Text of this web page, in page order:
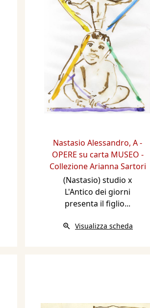
Nastasio Alessandro, A -
OPERE su carta MUSEO -
Collezione Arianna Sartori
(Nastasio) studio x
L'Antico dei giorni
presenta il figlio...
Visualizza scheda